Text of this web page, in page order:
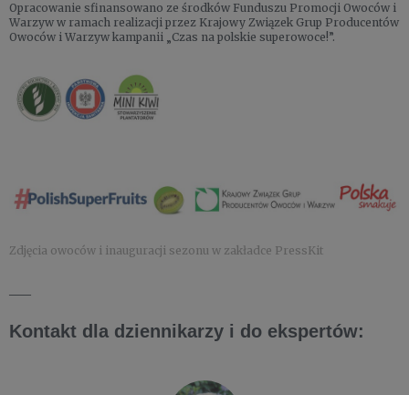
Opracowanie sfinansowano ze środków Funduszu Promocji Owoców i
Warzyw w ramach realizacji przez Krajowy Związek Grup Producentów
Owoców i Warzyw kampanii „Czas na polskie superowoce!”.
Zdjęcia owoców i inauguracji sezonu w zakładce PressKit
Kontakt dla dziennikarzy i do ekspertów: